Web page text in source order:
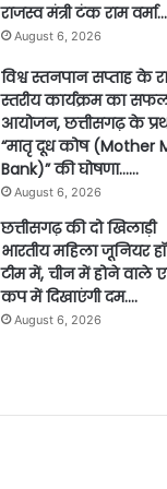
राजस्व मंत्री टंक राम
August 6, 2026
विश्व स्तनपान सप्ताह के
स्तरीय कार्यक्रम का
आयोजन, छत्तीसगढ़ के
“मातृ दूध कोष (Mother
Bank)” की घोषणा……
August 6, 2026
छत्तीसगढ़ की दो खिलाड़ी
भारतीय महिला जूनियर
टीम में, चीन में होने वाले
कप में दिखाएंगी दम….
August 6, 2026